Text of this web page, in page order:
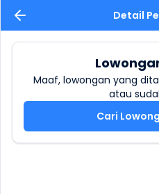
Detail
Maaf, lowongan yang
atau
Cari